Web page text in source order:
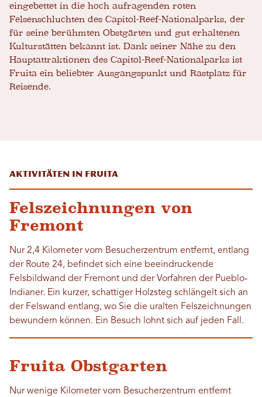
eingebettet in die hoch aufragenden roten
Felsenschluchten des Capitol-Reef-Nationalparks, der
für seine berühmten Obstgärten und gut erhaltenen
Kulturstätten bekannt ist. Dank seiner Nähe zu den
Hauptattraktionen des Capitol-Reef-Nationalparks ist
Fruita ein beliebter Ausgangspunkt und Rastplatz für
Reisende.
Aktivitäten in Fruita
Felszeichnungen von
Fremont
Nur 2,4 Kilometer vom Besucherzentrum entfernt, entlang
der Route 24, befindet sich eine beeindruckende
Felsbildwand der Fremont und der Vorfahren der Pueblo-
Indianer. Ein kurzer, schattiger Holzsteg schlängelt sich an
der Felswand entlang, wo Sie die uralten Felszeichnungen
bewundern können. Ein Besuch lohnt sich auf jeden Fall.
Fruita Obstgarten
Nur wenige Kilometer vom Besucherzentrum entfernt